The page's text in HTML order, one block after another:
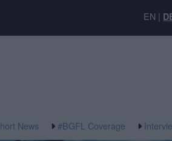
EN |
News #BGFL Coverage